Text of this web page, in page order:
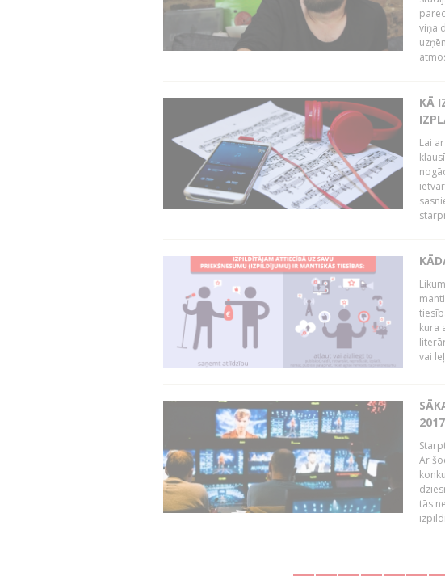
viņa
KĀ
Lai
kura
vai
Ar
tās